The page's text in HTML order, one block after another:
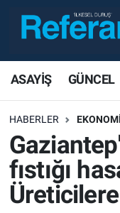
ASAYİŞ GÜNCEL
HABERLER EKONOMİ
fıstığı